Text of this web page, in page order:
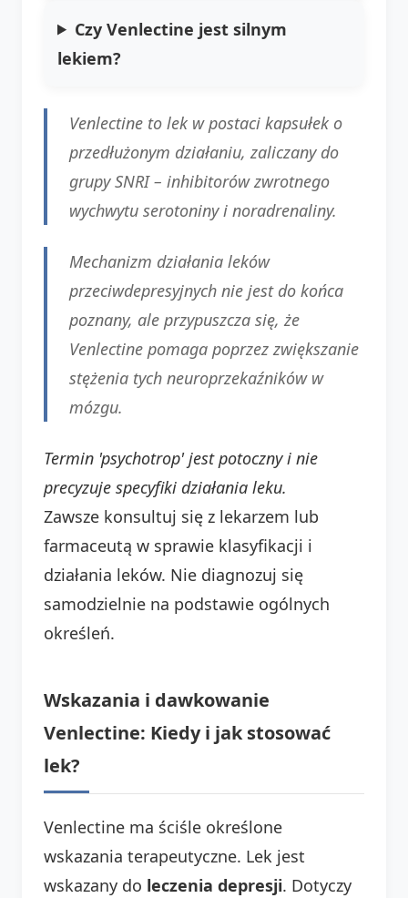
Czy Venlectine jest silnym
lekiem?
Venlectine to lek w postaci kapsułek o
przedłużonym działaniu, zaliczany do
grupy SNRI – inhibitorów zwrotnego
wychwytu serotoniny i noradrenaliny.
Mechanizm działania leków
przeciwdepresyjnych nie jest do końca
poznany, ale przypuszcza się, że
Venlectine pomaga poprzez zwiększanie
stężenia tych neuroprzekaźników w
mózgu.
Termin 'psychotrop' jest potoczny i nie
precyzuje specyfiki działania leku.
Zawsze konsultuj się z lekarzem lub
farmaceutą w sprawie klasyfikacji i
działania leków. Nie diagnozuj się
samodzielnie na podstawie ogólnych
określeń.
Wskazania i dawkowanie
Venlectine: Kiedy i jak stosować
lek?
Venlectine ma ściśle określone
wskazania terapeutyczne. Lek jest
wskazany do leczenia depresji. Dotyczy